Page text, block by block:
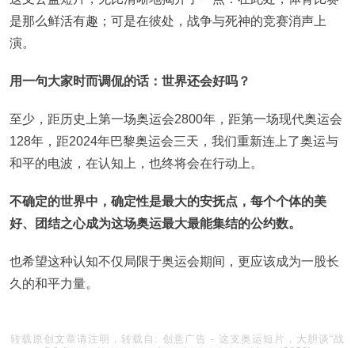
是那么鲜活有趣；可是在彼处，战争与死神的竞赛消声上
演。
用一句大家时而调侃的话：世界还会好吗？
至少，距历史上第一场奥运会2800年，距第一场现代奥运会
128年，距2024年巴黎奥运会三天，我们重新连上了奥运与
和平的电波，在认知上，也终将会在行动上。
不确定的世界中，确定性是最大的安抚点，每个个体的美
好、团结之心成为这场奥运最大最能集结的公约数。
也希望这种认知不仅局限于奥运会期间，更应该成为一股长
久的和平力量。
转载原创文章请注明，转载自: 创意广告 - 这支奥运短片，大胆谈“战